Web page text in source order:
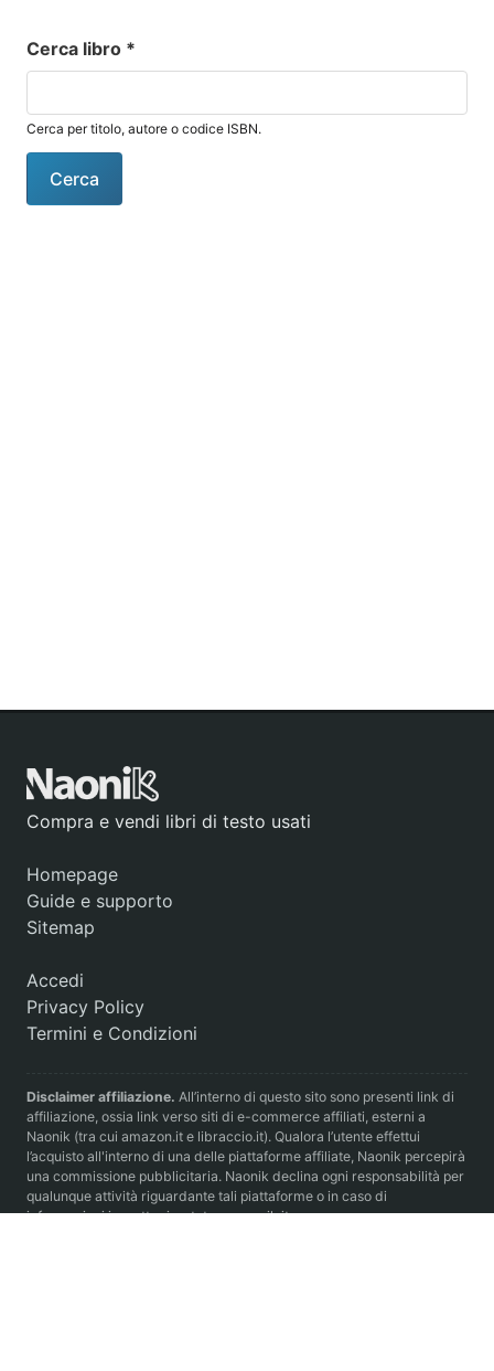
Cerca libro *
Cerca per titolo, autore o codice ISBN.
Compra e vendi libri di testo usati
Homepage
Guide e supporto
Sitemap
Accedi
Privacy Policy
Termini e Condizioni